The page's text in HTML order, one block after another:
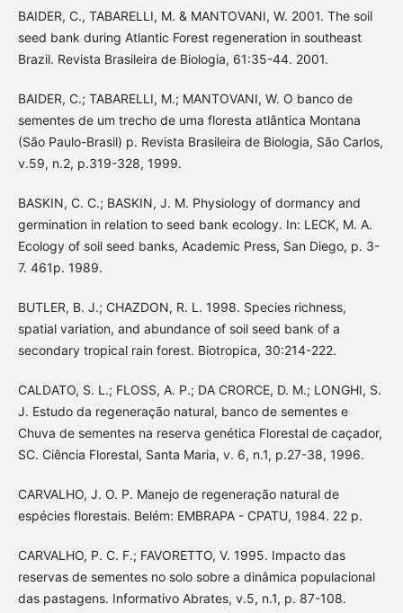
BAIDER, C., TABARELLI, M. & MANTOVANI, W. 2001. The soil
seed bank during Atlantic Forest regeneration in southeast
Brazil. Revista Brasileira de Biologia, 61:35-44. 2001.
BAIDER, C.; TABARELLI, M.; MANTOVANI, W. O banco de
sementes de um trecho de uma floresta atlântica Montana
(São Paulo-Brasil) p. Revista Brasileira de Biologia, São Carlos,
v.59, n.2, p.319-328, 1999.
BASKIN, C. C.; BASKIN, J. M. Physiology of dormancy and
germination in relation to seed bank ecology. In: LECK, M. A.
Ecology of soil seed banks, Academic Press, San Diego, p. 3-
7. 461p. 1989.
BUTLER, B. J.; CHAZDON, R. L. 1998. Species richness,
spatial variation, and abundance of soil seed bank of a
secondary tropical rain forest. Biotropica, 30:214-222.
CALDATO, S. L.; FLOSS, A. P.; DA CRORCE, D. M.; LONGHI, S.
J. Estudo da regeneração natural, banco de sementes e
Chuva de sementes na reserva genética Florestal de caçador,
SC. Ciência Florestal, Santa Maria, v. 6, n.1, p.27-38, 1996.
CARVALHO, J. O. P. Manejo de regeneração natural de
espécies florestais. Belém: EMBRAPA - CPATU, 1984. 22 p.
CARVALHO, P. C. F.; FAVORETTO, V. 1995. Impacto das
reservas de sementes no solo sobre a dinâmica populacional
das pastagens. Informativo Abrates, v.5, n.1, p. 87-108.